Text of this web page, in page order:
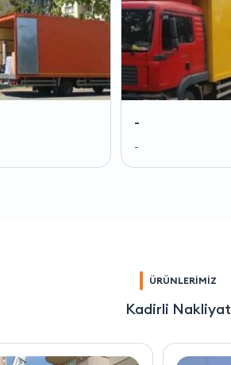
ÜRÜNLERİMİZ
Kadirli Nakliyat